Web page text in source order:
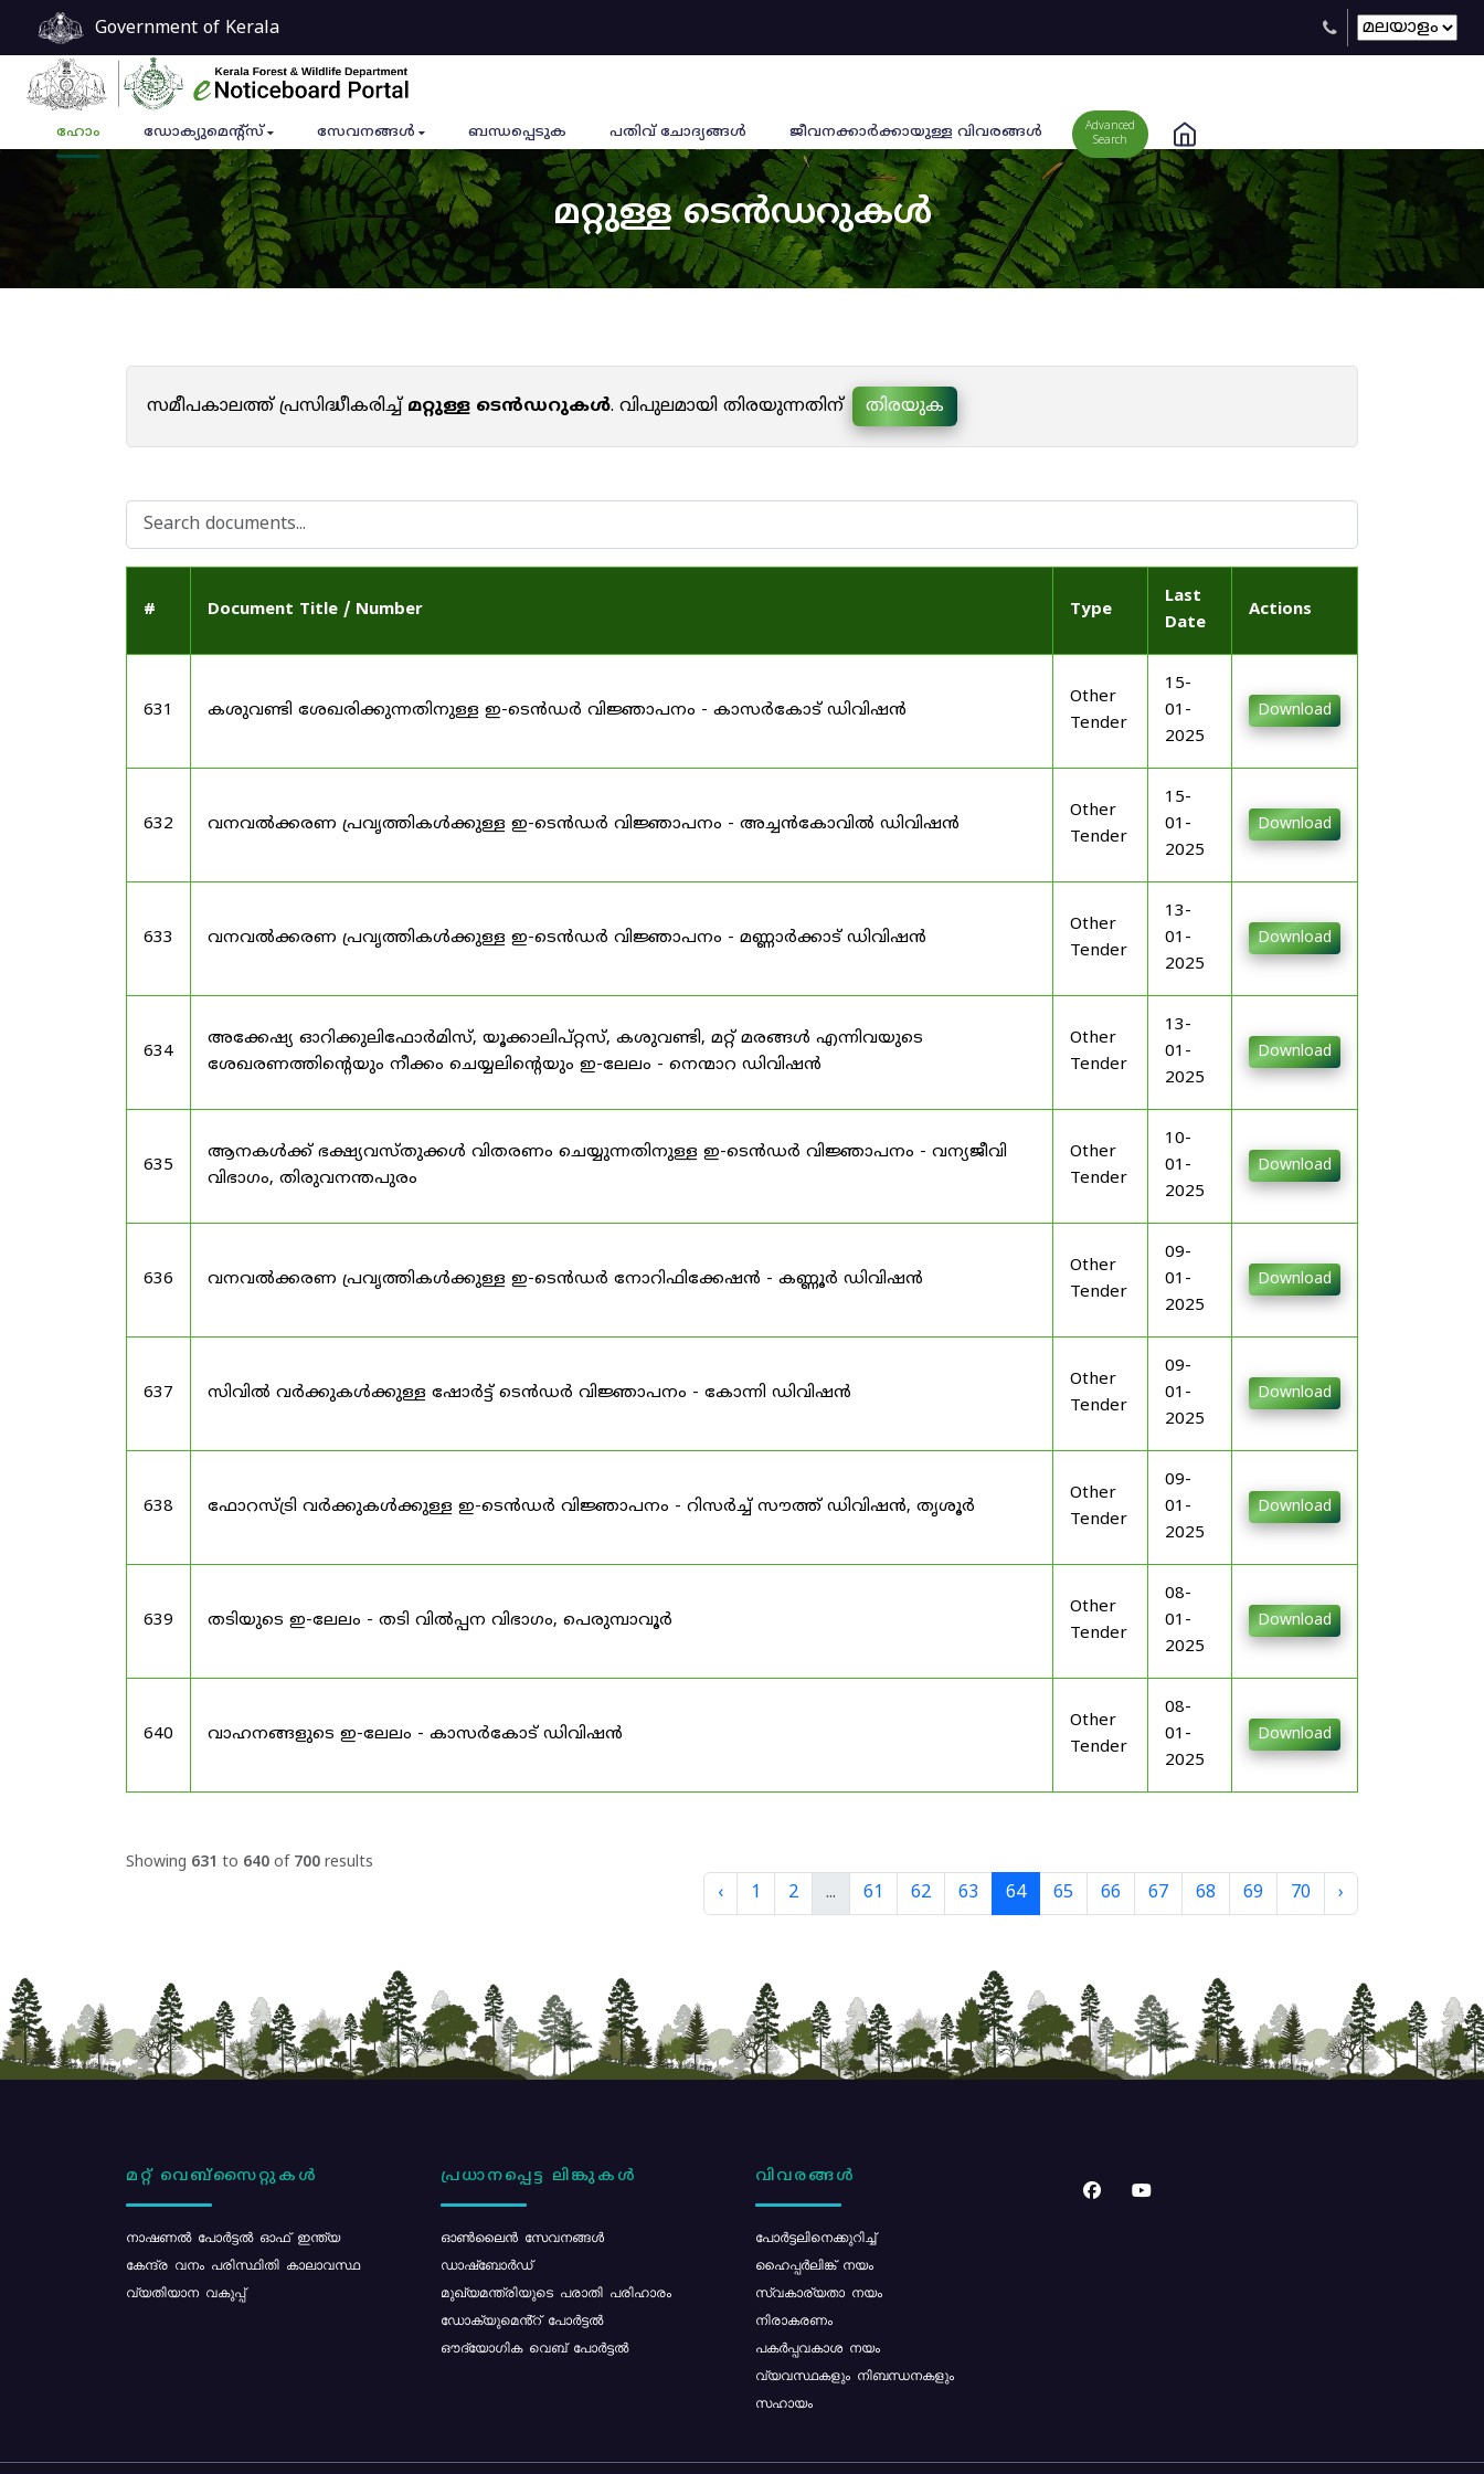
Government of Kerala
ഹോം ഡോക്യുമെൻ്റ്സ് സേവനങ്ങൾ ബന്ധപ്പെടുക പതിവ് ചോദ്യങ്ങൾ ജീവനക്കാര്‍ക്കായുള്ള വിവരങ്ങള്‍
Advanced
Search
മറ്റുള്ള ടെൻഡറുകൾ
സമീപകാലത്ത് പ്രസിദ്ധീകരിച്ച്മറ്റുള്ള ടെൻഡറുകൾ. വിപുലമായി തിരയുന്നതിന് തിരയുക
# Document Title / Number Type
Last
Date
Actions
631 കശുവണ്ടി ശേഖരിക്കുന്നതിനുള്ള ഇ-ടെൻഡർ വിജ്ഞാപനം - കാസർകോട് ഡിവിഷൻ
Other
Tender
15-
01-
2025
Download
632 വനവൽക്കരണ പ്രവൃത്തികൾക്കുള്ള ഇ-ടെൻഡർ വിജ്ഞാപനം - അച്ചൻകോവിൽ ഡിവിഷൻ
Other
Tender
15-
01-
2025
Download
633 വനവൽക്കരണ പ്രവൃത്തികൾക്കുള്ള ഇ-ടെൻഡർ വിജ്ഞാപനം - മണ്ണാർക്കാട് ഡിവിഷൻ
Other
Tender
13-
01-
2025
Download
634
അക്കേഷ്യ ഓറിക്കുലിഫോർമിസ്, യൂക്കാലിപ്റ്റസ്, കശുവണ്ടി, മറ്റ് മരങ്ങൾ എന്നിവയുടെ
ശേഖരണത്തിൻ്റെയും നീക്കം ചെയ്യലിൻ്റെയും ഇ-ലേലം - നെന്മാറ ഡിവിഷൻ
Other
Tender
13-
01-
2025
Download
635
ആനകൾക്ക് ഭക്ഷ്യവസ്തുക്കൾ വിതരണം ചെയ്യുന്നതിനുള്ള ഇ-ടെൻഡർ വിജ്ഞാപനം - വന്യജീവി
വിഭാഗം, തിരുവനന്തപുരം
Other
Tender
10-
01-
2025
Download
636 വനവൽക്കരണ പ്രവൃത്തികൾക്കുള്ള ഇ-ടെൻഡർ നോറിഫിക്കേഷൻ - കണ്ണൂർ ഡിവിഷൻ
Other
Tender
09-
01-
2025
Download
637 സിവിൽ വർക്കുകൾക്കുള്ള ഷോർട്ട് ടെൻഡർ വിജ്ഞാപനം - കോന്നി ഡിവിഷൻ
Other
Tender
09-
01-
2025
Download
638 ഫോറസ്ട്രി വർക്കുകൾക്കുള്ള ഇ-ടെൻഡർ വിജ്ഞാപനം - റിസർച്ച് സൗത്ത് ഡിവിഷൻ, തൃശൂർ
Other
Tender
09-
01-
2025
Download
639 തടിയുടെ ഇ-ലേലം - തടി വിൽപ്പന വിഭാഗം, പെരുമ്പാവൂർ
Other
Tender
08-
01-
2025
Download
640 വാഹനങ്ങളുടെ ഇ-ലേലം - കാസർകോട് ഡിവിഷൻ
Other
Tender
08-
01-
2025
Download
Showing 631 to 640 of 700 results
‹ 1 2 ... 61 62 63 64 65 66 67 68 69 70 ›
മറ്റ് വെബ്സൈറ്റുകൾ
നാഷണൽ പോർട്ടൽ ഓഫ് ഇന്ത്യ
കേന്ദ്ര വനം പരിസ്ഥിതി കാലാവസ്ഥ
വ്യതിയാന വകുപ്പ്
പ്രധാനപ്പെട്ട ലിങ്കുകൾ
ഓൺലൈൻ സേവനങ്ങൾ
ഡാഷ്ബോർഡ്
മുഖ്യമന്ത്രിയുടെ പരാതി പരിഹാരം
ഡോക്യുമെൻ്റ് പോർട്ടൽ
ഔദ്യോഗിക വെബ് പോർട്ടൽ
വിവരങ്ങൾ
പോര്‍ട്ടലിനെക്കുറിച്ച്
ഹൈപ്പർലിങ്ക് നയം
സ്വകാര്യതാ നയം
നിരാകരണം
പകർപ്പവകാശ നയം
വ്യവസ്ഥകളും നിബന്ധനകളും
സഹായം